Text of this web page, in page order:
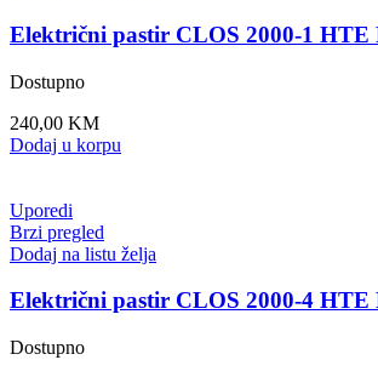
Električni pastir CLOS 2000-1 HTE
Dostupno
240,00 KM
Dodaj u korpu
Uporedi
Brzi pregled
Dodaj na listu želja
Električni pastir CLOS 2000-4 HTE
Dostupno